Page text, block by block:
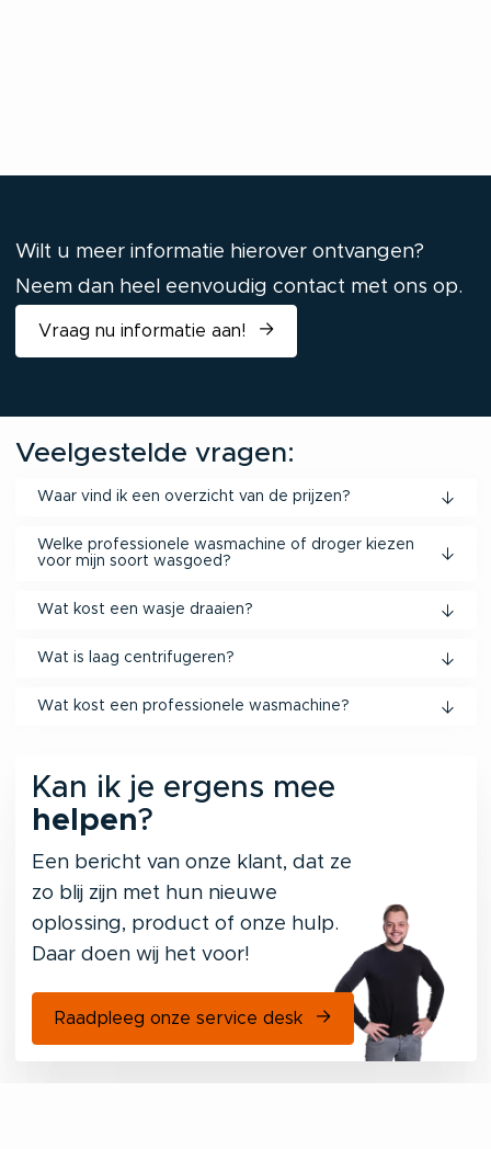
Wilt u meer informatie hierover ontvangen?
Neem dan heel eenvoudig contact met ons op.
Vraag nu informatie aan!
Veelgestelde vragen:
Waar vind ik een overzicht van de prijzen?
Welke professionele wasmachine of droger kiezen
voor mijn soort wasgoed?
Wat kost een wasje draaien?
Wat is laag centrifugeren?
Wat kost een professionele wasmachine?
Kan ik je ergens mee
helpen?
Een bericht van onze klant, dat ze
zo blij zijn met hun nieuwe
oplossing, product of onze hulp.
Daar doen wij het voor!
Raadpleeg onze service desk